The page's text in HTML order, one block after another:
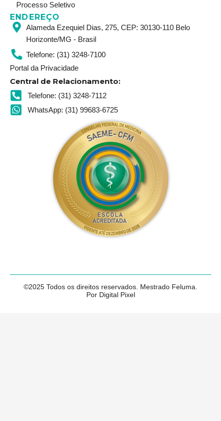
Processo Seletivo
ENDEREÇO
Alameda Ezequiel Dias, 275, CEP: 30130-110 Belo
Horizonte/MG - Brasil
Telefone: (31) 3248-7100
Portal da Privacidade
Central de Relacionamento:
Telefone: (31) 3248-7112
WhatsApp: (31) 99683-6725
©2025 Todos os direitos reservados. Mestrado Feluma.
Por Digital Pixel